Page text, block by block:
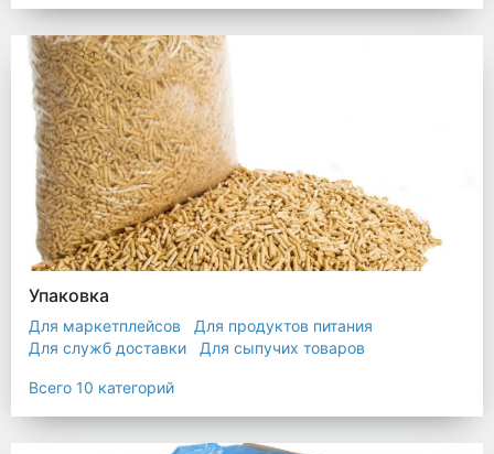
Упаковка
Для маркетплейсов
Для продуктов питания
Для служб доставки
Для сыпучих товаров
Промышленная упаковка
Прочая полиэтиленовая упаковка
Всего 10 категорий